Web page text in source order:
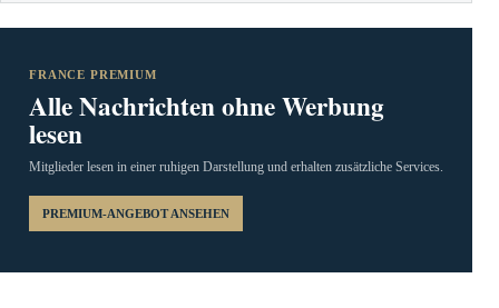
FRANCE PREMIUM
Alle Nachrichten ohne Werbung
lesen
Mitglieder lesen in einer ruhigen Darstellung und erhalten zusätzliche Services.
PREMIUM-ANGEBOT ANSEHEN